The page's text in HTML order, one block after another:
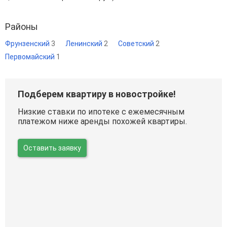
Районы
Фрунзенский 3 Ленинский 2 Советский 2
Первомайский 1
Подберем квартиру в новостройке!
Низкие ставки по ипотеке с ежемесячным
платежом ниже аренды похожей квартиры.
Оставить заявку